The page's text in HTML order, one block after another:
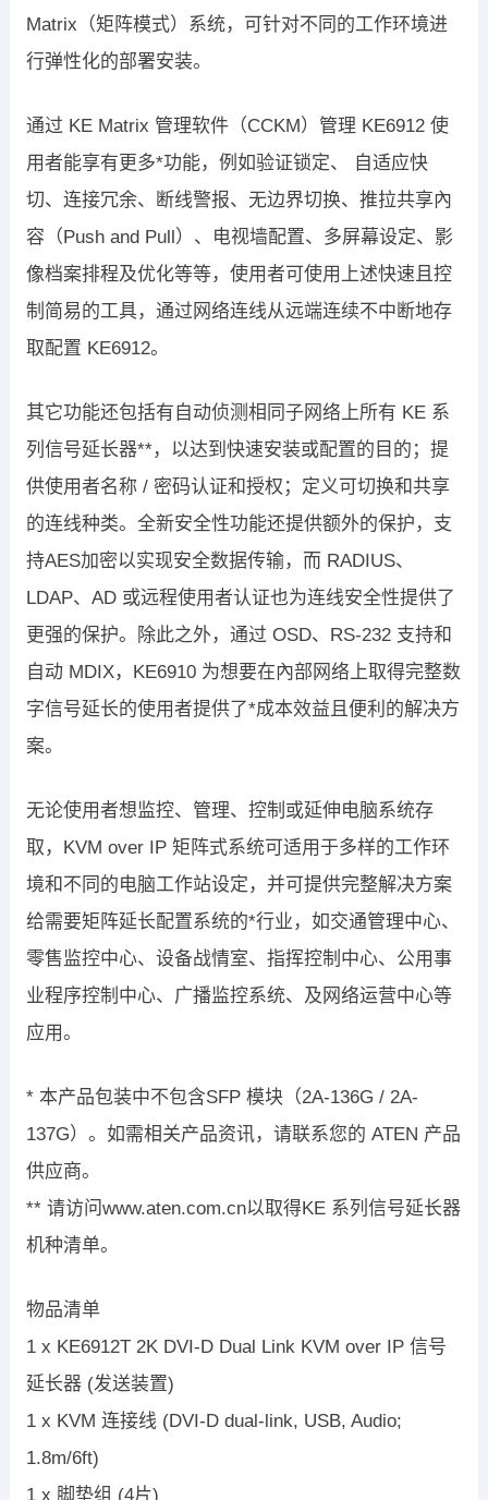
Matrix（矩阵模式）系统，可针对不同的工作环境进
行弹性化的部署安装。
通过 KE Matrix 管理软件（CCKM）管理 KE6912 使
用者能享有更多*功能，例如验证锁定、 自适应快
切、连接冗余、断线警报、无边界切换、推拉共享內
容（Push and Pull）、电视墙配置、多屏幕设定、影
像档案排程及优化等等，使用者可使用上述快速且控
制简易的工具，通过网络连线从远端连续不中断地存
取配置 KE6912。
其它功能还包括有自动侦测相同子网络上所有 KE 系
列信号延长器**，以达到快速安装或配置的目的；提
供使用者名称 / 密码认证和授权；定义可切换和共享
的连线种类。全新安全性功能还提供额外的保护，支
持AES加密以实现安全数据传输，而 RADIUS、
LDAP、AD 或远程使用者认证也为连线安全性提供了
更强的保护。除此之外，通过 OSD、RS-232 支持和
自动 MDIX，KE6910 为想要在內部网络上取得完整数
字信号延长的使用者提供了*成本效益且便利的解决方
案。
无论使用者想监控、管理、控制或延伸电脑系统存
取，KVM over IP 矩阵式系统可适用于多样的工作环
境和不同的电脑工作站设定，并可提供完整解决方案
给需要矩阵延长配置系统的*行业，如交通管理中心、
零售监控中心、设备战情室、指挥控制中心、公用事
业程序控制中心、广播监控系统、及网络运营中心等
应用。
* 本产品包装中不包含SFP 模块（2A-136G / 2A-
137G）。如需相关产品资讯，请联系您的 ATEN 产品
供应商。
** 请访问www.aten.com.cn以取得KE 系列信号延长器
机种清单。
物品清单
1 x KE6912T 2K DVI-D Dual Link KVM over IP 信号
延长器 (发送装置)
1 x KVM 连接线 (DVI-D dual-link, USB, Audio;
1.8m/6ft)
1 x 脚垫组 (4片)